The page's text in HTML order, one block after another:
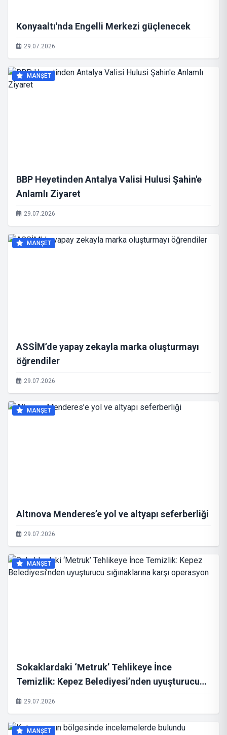
Konyaaltı'nda Engelli Merkezi güçlenecek
29.07.2026
MANŞET
BBP Heyetinden Antalya Valisi Hulusi Şahin'e
Anlamlı Ziyaret
29.07.2026
MANŞET
ASSİM’de yapay zekayla marka oluşturmayı
öğrendiler
29.07.2026
MANŞET
Altınova Menderes’e yol ve altyapı seferberliği
29.07.2026
MANŞET
Sokaklardaki ‘Metruk’ Tehlikeye İnce
Temizlik: Kepez Belediyesi’nden uyuşturucu
sığınaklarına karşı operasyon
29.07.2026
MANŞET